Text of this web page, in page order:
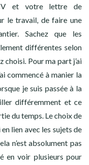
et votre lettre de
le travail, de faire une
Sachez que les
différentes selon
choisi. Pour ma part j’ai
commencé à manier la
je suis passée à la
différemment et ce
du temps. Le choix de
lien avec les sujets de
n’est absolument pas
en voir plusieurs pour